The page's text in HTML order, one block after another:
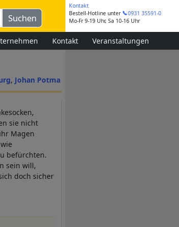
Kontakt
Bestell-Hotline unter
0931 35591-0
Mo-Fr 9-19 Uhr, Sa 10-16 Uhr
Kontakt Veranstaltungen
Johan Potma
sie nicht
Magen
befürchten.
sein will,
doch sicher